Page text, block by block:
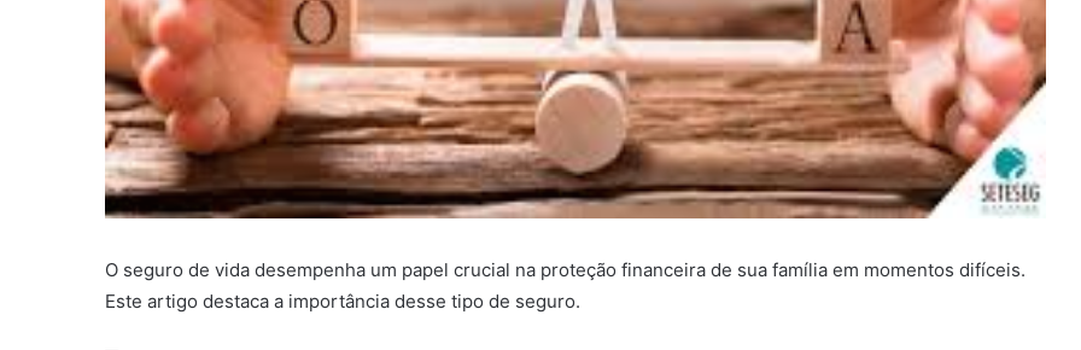
O seguro de vida desempenha um papel crucial na proteção financeira de sua família em momentos difíceis.
Este artigo destaca a importância desse tipo de seguro.